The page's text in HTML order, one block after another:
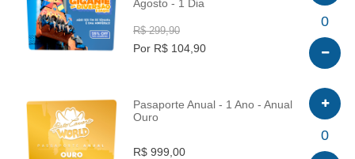
INFO
Agosto - 1 Dia
R$ 299,90
Por R$ 104,90
0
INFO
Pasaporte Anual - 1 Ano - Anual
Ouro
R$ 999,00
0